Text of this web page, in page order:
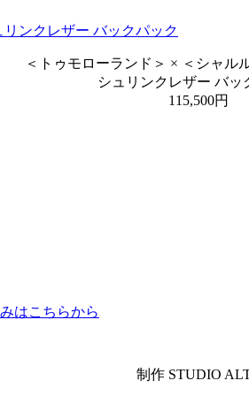
＜トゥモローランド＞ × ＜シャル
シュリンクレザー バッ
115,500円
はこちらから
制作 STUDIO